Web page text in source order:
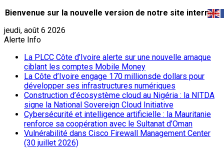
Bienvenue sur la nouvelle version de notre site internet.
jeudi, août 6 2026
Alerte Info
La PLCC Côte d’Ivoire alerte sur une nouvelle arnaque
ciblant les comptes Mobile Money
La Côte d’Ivoire engage 170 millionsde dollars pour
développer ses infrastructures numériques
Construction d’écosystème cloud au Nigéria : la NITDA
signe la National Sovereign Cloud Initiative
Cybersécurité et intelligence artificielle : la Mauritanie
renforce sa coopération avec le Sultanat d’Oman
Vulnérabilité dans Cisco Firewall Management Center
(30 juillet 2026)